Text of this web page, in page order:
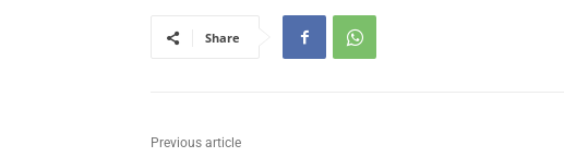
Share
Previous article